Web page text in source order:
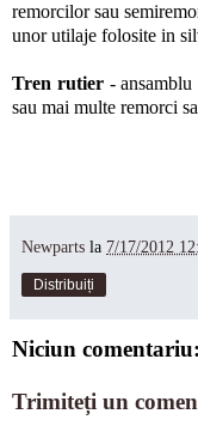
remorcilor sau
unor utilaje folosite in
Tren rutier- ansamblu
sau mai multe remorci
Newparts la 7/17/2012
Distribuiți
Niciun comentariu:
Trimiteți un